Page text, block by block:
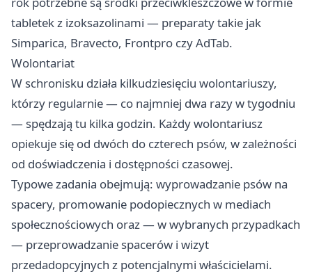
tabletek z izoksazolinami — preparaty takie jak
Simparica, Bravecto, Frontpro czy AdTab.
Wolontariat
W schronisku działa kilkudziesięciu wolontariuszy,
którzy regularnie — co najmniej dwa razy w tygodniu
— spędzają tu kilka godzin. Każdy wolontariusz
opiekuje się od dwóch do czterech psów, w zależności
od doświadczenia i dostępności czasowej.
Typowe zadania obejmują: wyprowadzanie psów na
spacery, promowanie podopiecznych w mediach
społecznościowych oraz — w wybranych przypadkach
— przeprowadzanie spacerów i wizyt
przedadopcyjnych z potencjalnymi właścicielami.